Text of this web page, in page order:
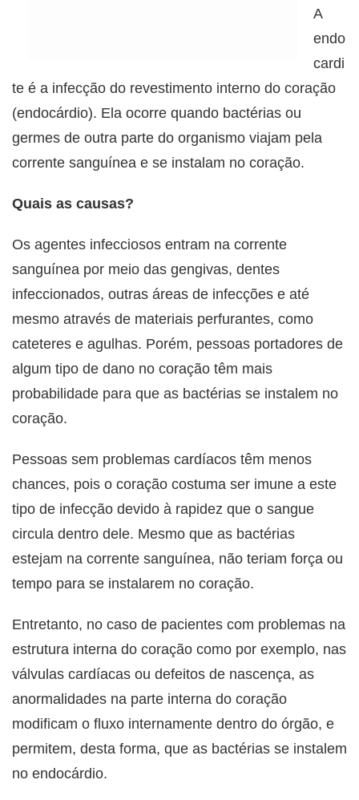
A
endo
cardi
te é a infecção do revestimento interno do coração
(endocárdio). Ela ocorre quando bactérias ou
germes de outra parte do organismo viajam pela
corrente sanguínea e se instalam no coração.
Quais as causas?
Os agentes infecciosos entram na corrente
sanguínea por meio das gengivas, dentes
infeccionados, outras áreas de infecções e até
mesmo através de materiais perfurantes, como
cateteres e agulhas. Porém, pessoas portadores de
algum tipo de dano no coração têm mais
probabilidade para que as bactérias se instalem no
coração.
Pessoas sem problemas cardíacos têm menos
chances, pois o coração costuma ser imune a este
tipo de infecção devido à rapidez que o sangue
circula dentro dele. Mesmo que as bactérias
estejam na corrente sanguínea, não teriam força ou
tempo para se instalarem no coração.
Entretanto, no caso de pacientes com problemas na
estrutura interna do coração como por exemplo, nas
válvulas cardíacas ou defeitos de nascença, as
anormalidades na parte interna do coração
modificam o fluxo internamente dentro do órgão, e
permitem, desta forma, que as bactérias se instalem
no endocárdio.